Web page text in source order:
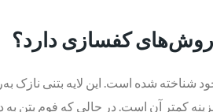
روش‌های کفسازی دارد؟
شناخته شده است. این لایه بتنی
کمتر آن است. در حالی که فوم بتن به